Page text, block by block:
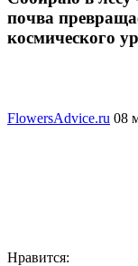
почва
космического
FlowersAdvice.ru 08
Нравится: